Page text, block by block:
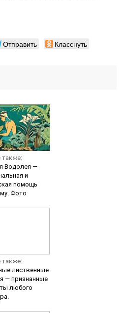
Отправить Класснуть
также:
Водолея —
и
помощь
Фото
также:
лиственные
— признанные
любого